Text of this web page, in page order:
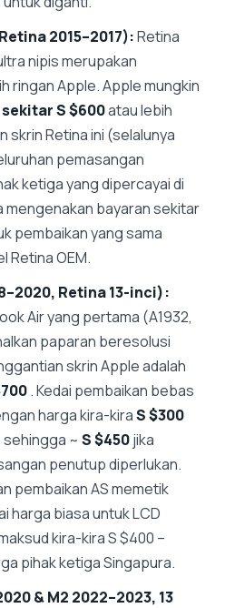
2015–2017):Retina
nipis merupakan
ringan Apple. Apple mungkin
sekitar S $600atau lebih
skrin Retina ini (selalunya
pemasangan
ketiga yang dipercayai di
mengenakan bayaran sekitar
pembaikan yang sama
Retina OEM.
Retina 13-inci):
Air yang pertama (A1932,
paparan beresolusi
skrin Apple adalah
. Kedai pembaikan bebas
harga kira-kiraS $300
~ S $450jika
penutup diperlukan.
pembaikan AS memetik
harga biasa untuk LCD
kira-kira S $400 –
pihak ketiga Singapura.
& M2 2022–2023, 13